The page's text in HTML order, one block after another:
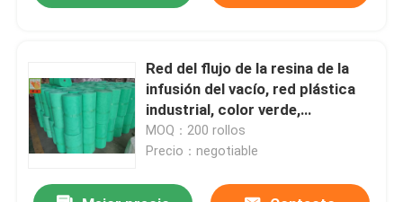
Red del flujo de la resina de la
infusión del vacío, red plástica
industrial, color verde,
colocaciones de la infusión del
vacío, materiales de los PP
MOQ：200 rollos
Precio：negotiable